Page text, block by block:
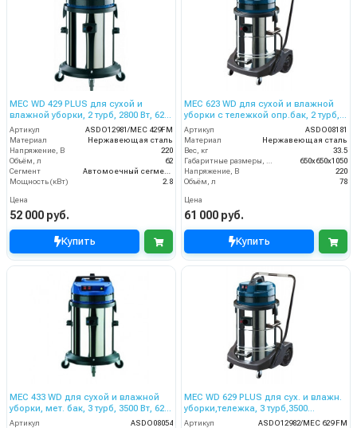
MEC WD 429 PLUS для сухой и
влажной уборки, 2 турб, 2800 Вт, 62
л. Floymix полн. компл.
Артикул
ASDO12981/MEC 429FM
Материал
Нержавеющая сталь
Напряжение, В
220
Объём, л
62
Сегмент
Автомоечный сегмент
Мощность (кВт)
2.8
Цена
52 000 руб.
Купить
MEC 623 WD для сухой и влажной
уборки с тележкой опр.бак, 2 турб,
2600 Вт, 78 л. полн.компл.
Артикул
ASDO08181
Материал
Нержавеющая сталь
Вес, кг
33.5
Габаритные размеры, мм
650х650х1050
Напряжение, В
220
Объём, л
78
Цена
61 000 руб.
Купить
MEC 433 WD для сухой и влажной
уборки, мет. бак, 3 турб, 3500 Вт, 62
л.полн. компл.
Артикул
ASDO08054
MEC WD 629 PLUS для сух. и влажн.
уборки,тележка, 3 турб,3500
Вт,78л,Floymix,полн. компл.
Артикул
ASDO12982/MEC 629 FM